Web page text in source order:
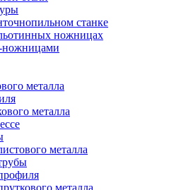
станке
ножницах
ножницами
металла
металла
металла
металла